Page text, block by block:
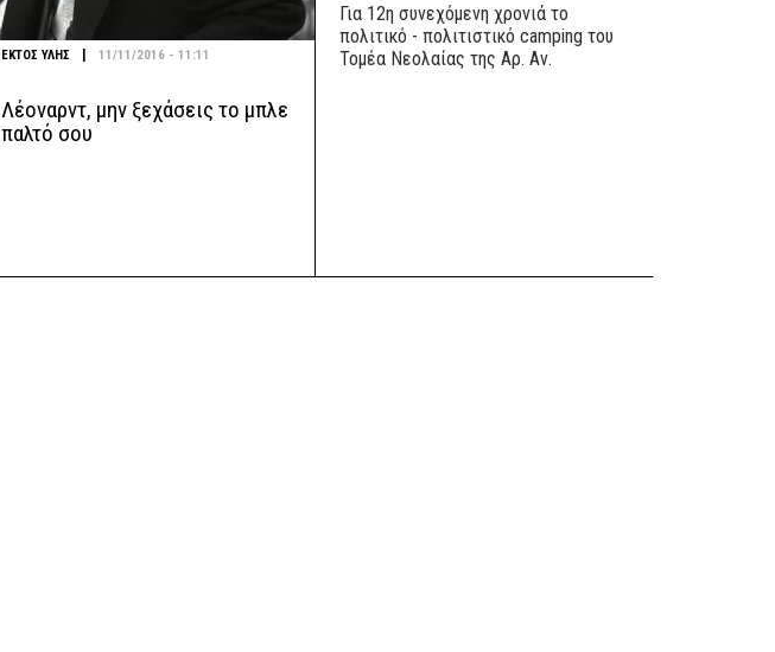
ΕΚΤΟΣ ΥΛΗΣ | 11/11/2016 - 11:11
Λέοναρντ, μην ξεχάσεις το μπλε
παλτό σου
Για 12η συνεχόμενη χρονιά το
πολιτικό - πολιτιστικό camping του
Τομέα Νεολαίας της Αρ. Αν.